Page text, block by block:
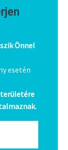
Önnel
esetén